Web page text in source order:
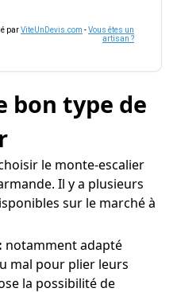
parViteUnDevis.com -Vous êtes un
artisan ?
bon type de
le monte-escalier
Il y a plusieurs
sur le marché à
notamment adapté
mal pour plier leurs
la possibilité de